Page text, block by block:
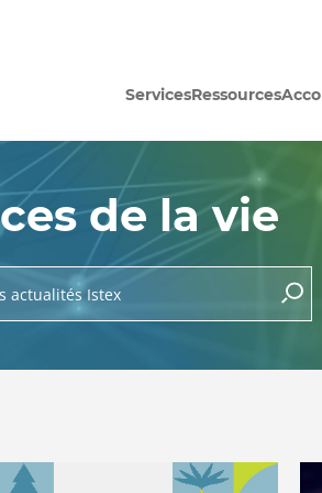
ServicesRessources
de la vie
les actualités Istex